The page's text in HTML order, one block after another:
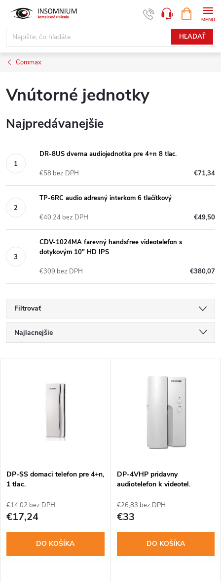
obsah
HĽADAŤ
KOŠÍK
Commax
Vnútorné jednotky
Najpredávanejšie
DR-8US dverna audiojednotka pre 4+n 8 tlac.
€71,34
€58 bez DPH
TP-6RC audio adresný interkom 6 tlačítkový
€49,50
€40,24 bez DPH
CDV-1024MA farevný handsfree videotelefon s
dotykovým 10" HD IPS
€380,07
€309 bez DPH
Filtrovať
R
a
e
p
r
o
Najlacnejšie
s
p
r
d
DP-SS domaci telefon pre 4+n,
1 tlac.
€14,02 bez DPH
€17,24
DO KOŠÍKA
DP-4VHP pridavny
audiotelefon k videotel.
€26,83 bez DPH
€33
DO KOŠÍKA
www.insomnium.sk - Chat